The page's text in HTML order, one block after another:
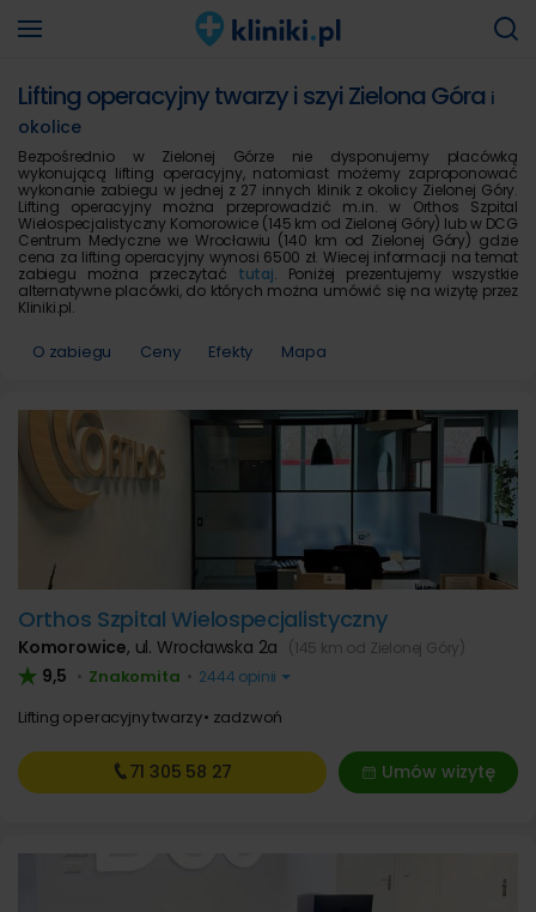
Lifting operacyjny twarzy i szyi Zielona Góra i
okolice
Bezpośrednio w Zielonej Górze nie dysponujemy placówką
wykonującą lifting operacyjny, natomiast możemy zaproponować
wykonanie zabiegu w jednej z 27 innych klinik z okolicy Zielonej Góry.
Lifting operacyjny można przeprowadzić m.in. w Orthos Szpital
Wielospecjalistyczny Komorowice (145 km od Zielonej Góry) lub w DCG
Centrum Medyczne we Wrocławiu (140 km od Zielonej Góry) gdzie
cena za lifting operacyjny wynosi 6500 zł. Wiecej informacji na temat
zabiegu można przeczytać tutaj. Poniżej prezentujemy wszystkie
alternatywne placówki, do których można umówić się na wizytę przez
Kliniki.pl.
O zabiegu Ceny Efekty Mapa
Orthos Szpital Wielospecjalistyczny
Komorowice, ul. Wrocławska 2a (145 km od Zielonej Góry)
9,5 • Znakomita • 2444 opinii
Lifting operacyjny twarzy zadzwoń
Umów wizytę
71 305 58 27